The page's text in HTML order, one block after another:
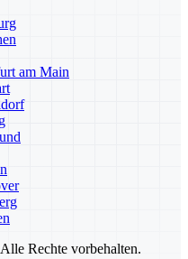
am Main
Rechte vorbehalten.